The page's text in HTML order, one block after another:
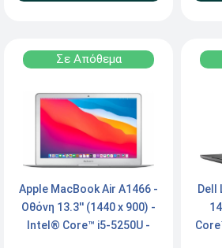
Σε Απόθεμα
Apple MacBook Air A1466 -
Οθόνη 13.3'' (1440 x 900) -
Intel® Core™ i5-5250U -
Dell